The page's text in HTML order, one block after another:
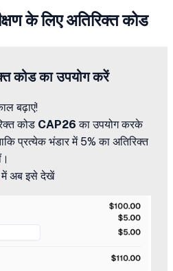
के लिए अतिरिक्त कोड
कोड का उपयोग करें
बढ़ाएं!
कोड CAP26 का उपयोग करके
प्रत्येक भंडार में 5% का अतिरिक्त
में अब इसे देखें